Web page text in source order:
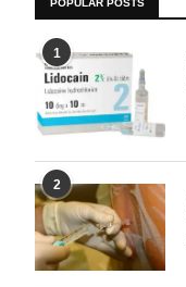
POPULAR POSTS
1
2